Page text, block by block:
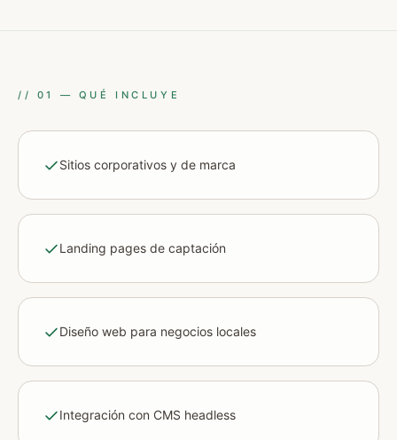
// 01 — QUÉ INCLUYE
Sitios corporativos y de marca
Landing pages de captación
Diseño web para negocios locales
Integración con CMS headless